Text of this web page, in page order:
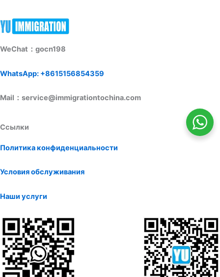
WeChat：gocn198
WhatsApp: +8615156854359
Mail：service@immigrationtochina.com
Ссылки
Политика конфиденциальности
Условия обслуживания
Наши услуги